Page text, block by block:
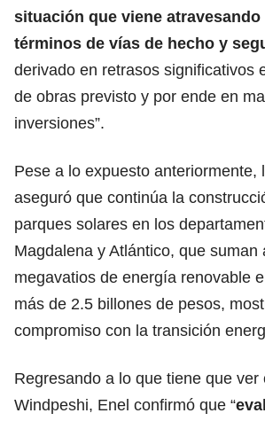
situación que viene
términos de vías de hecho y
derivado en retrasos significativos
de obras previsto y por ende en
inversiones”.
Pese a lo expuesto anteriormente,
aseguró que continúa la
parques solares en los
Magdalena y Atlántico, que suman
megavatios de energía renovable
más de 2.5 billones de pesos,
compromiso con la transición
Regresando a lo que tiene que ver
Windpeshi, Enel confirmó que “